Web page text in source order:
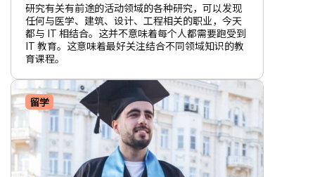
研究有关有前途的活动领域的各种研究，可以发现
任何与医学、建筑、设计、工程相关的职业，今天
都与 IT 相结合。这并不意味着每个人都需要跑受到
IT 教育。这意味着最好关注结合不同领域知识的教
育课程。
留学